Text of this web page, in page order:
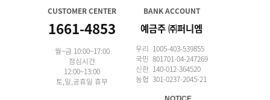
CUSTOMER CENTER
1661-4853
월~금 10:00~17:00
점심시간
12:00~13:00
토,일,공휴일 휴무
BANK ACCOUNT
예금주 ㈜퍼니엠
우리 1005-403-539855
국민 801701-04-247269
신한 140-012-364520
농협 301-0237-2045-21